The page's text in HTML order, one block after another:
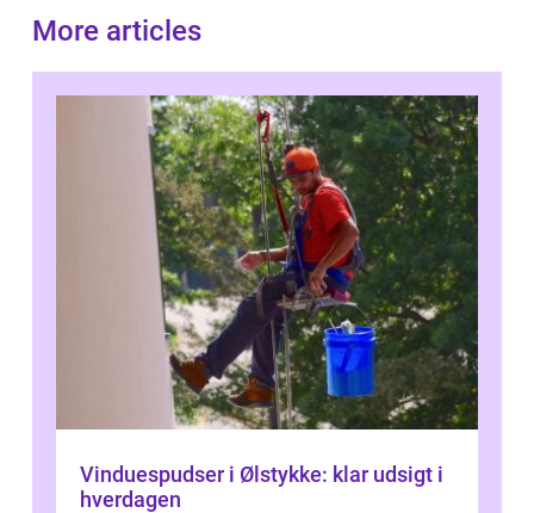
More articles
Vinduespudser i Ølstykke: klar udsigt i
hverdagen